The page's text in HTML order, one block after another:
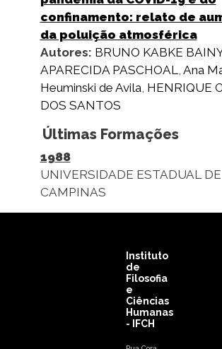
confinamento: relato de
da poluição atmosférica
Autores: BRUNO KABKE
APARECIDA PASCHOAL
Ana
Heuminski de Avila, HENRIQUE
DOS SANTOS
Últimas Formações
1988
UNIVERSIDADE ESTADUAL DE
CAMPINAS
Instituto
de
Filosofia
e
Ciências
Humanas
- IFCH